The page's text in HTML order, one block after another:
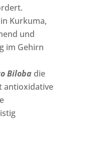
Kurkuma,
und
im Gehirn
Biloba die
antioxidative